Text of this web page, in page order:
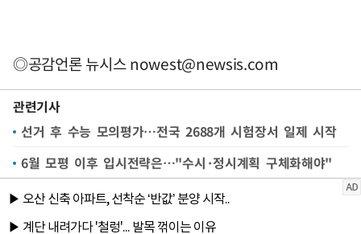
◎공감언론 뉴시스nowest@newsis.com
관련기사
선거 후 수능 모의평가…전국 2688개 시험장서 일제 시작
6월 모평 이후 입시전략은…"수시·정시계획 구체화해야"